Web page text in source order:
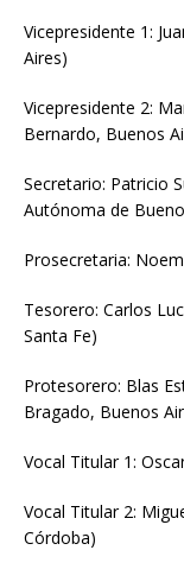
Vicepresidente 1:
Aires)
Vicepresidente 2:
Bernardo, Buenos
Secretario: Patricio
Autónoma de
Prosecretaria:
Tesorero: Carlos
Santa Fe)
Protesorero: Blas
Bragado, Buenos
Vocal Titular 1:
Vocal Titular 2:
Córdoba)